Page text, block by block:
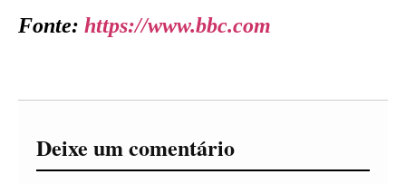
Fonte: https://www.bbc.com
Deixe um comentário